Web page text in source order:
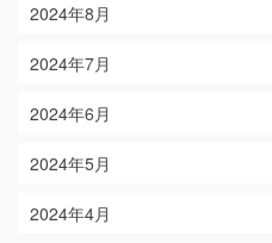
2024年8月
2024年7月
2024年6月
2024年5月
2024年4月